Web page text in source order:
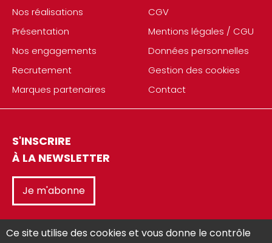
Nos réalisations
Présentation
Nos engagements
Recrutement
Marques partenaires
CGV
Mentions légales / CGU
Données personnelles
Gestion des cookies
Contact
S'INSCRIRE
À LA NEWSLETTER
Je m'abonne
Ce site utilise des cookies et vous donne le contrôle